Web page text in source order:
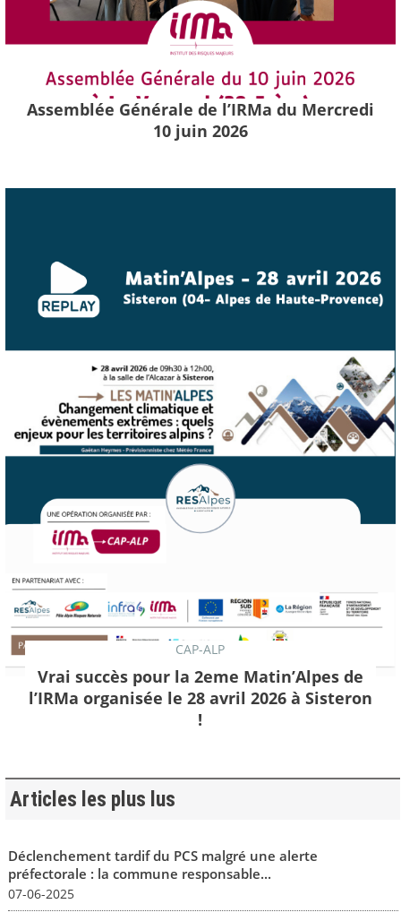
Assemblée Générale de l’IRMa du Mercredi
10 juin 2026
CAP-ALP
Vrai succès pour la 2eme Matin’Alpes de
l’IRMa organisée le 28 avril 2026 à Sisteron
!
Articles les plus lus
Déclenchement tardif du PCS malgré une alerte
préfectorale : la commune responsable...
07-06-2025